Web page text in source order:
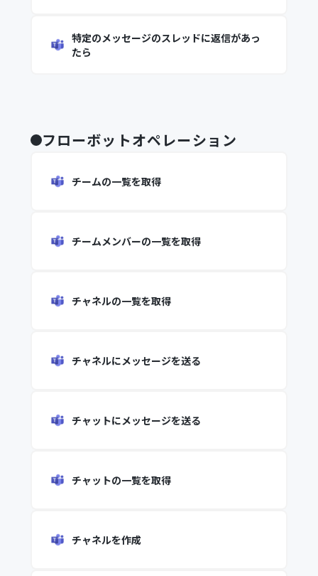
特定のメッセージのスレッドに返信があっ
たら
フローボットオペレーション
チームの一覧を取得
チームメンバーの一覧を取得
チャネルの一覧を取得
チャネルにメッセージを送る
チャットにメッセージを送る
チャットの一覧を取得
チャネルを作成